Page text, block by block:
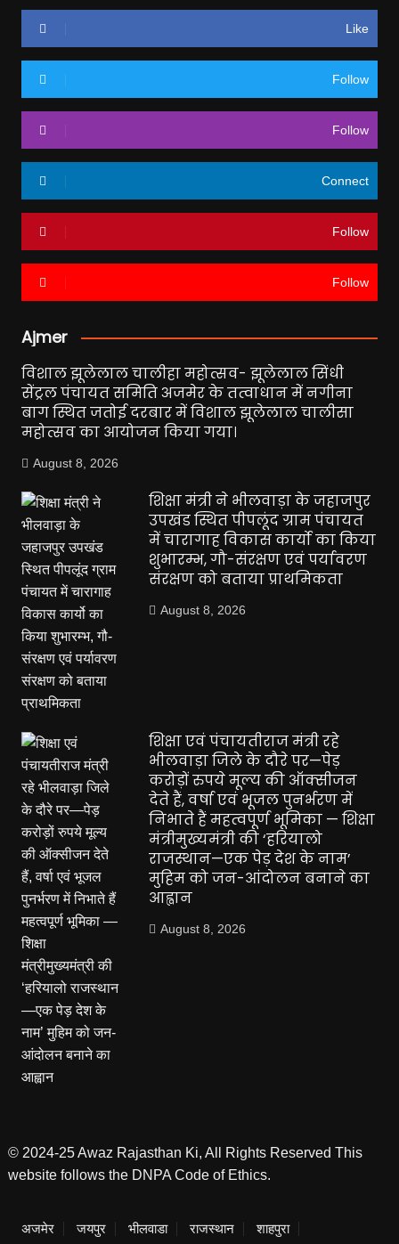
Like
Follow
Follow
Connect
Follow
Follow
Ajmer
विशाल झूलेलाल चालीहा महोत्सव- झूलेलाल सिंधी
सेंट्रल पंचायत समिति अजमेर के तत्वाधान में नगीना
बाग स्थित जतोई दरबार में विशाल झूलेलाल चालीसा
महोत्सव का आयोजन किया गया।
August 8, 2026
शिक्षा मंत्री ने भीलवाड़ा के जहाजपुर
उपखंड स्थित पीपलूंद ग्राम पंचायत
में चारागाह विकास कार्यो का किया
शुभारम्भ, गौ-संरक्षण एवं पर्यावरण
संरक्षण को बताया प्राथमिकता
August 8, 2026
शिक्षा एवं पंचायतीराज मंत्री रहे
भीलवाड़ा जिले के दौरे पर—पेड़
करोड़ों रुपये मूल्य की ऑक्सीजन
देते हैं, वर्षा एवं भूजल पुनर्भरण में
निभाते हैं महत्वपूर्ण भूमिका — शिक्षा
मंत्रीमुख्यमंत्री की ‘हरियालो
राजस्थान—एक पेड़ देश के नाम’
मुहिम को जन-आंदोलन बनाने का
आह्वान
August 8, 2026
© 2024-25 Awaz Rajasthan Ki, All Rights Reserved This
website follows the DNPA Code of Ethics.
अजमेर जयपुर भीलवाडा राजस्थान
शाहपुरा